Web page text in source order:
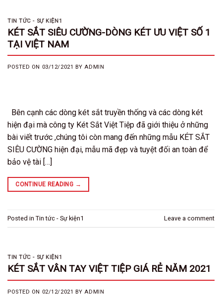
TIN TỨC - SỰ KIỆN1
KÉT SẮT SIÊU CƯỜNG-DÒNG KÉT ƯU VIỆT SỐ 1
TẠI VIỆT NAM
POSTED ON 03/12/2021 BYADMIN
Bên cạnh các dòng két sắt truyền thống và các dòng két
hiện đại mà công ty Két Sắt Việt Tiệp đã giới thiệu ở những
bài viết trước ,chúng tôi còn mang đến những mẫu KÉT SẮT
SIÊU CƯỜNG hiện đại, mẫu mã đẹp và tuyệt đối an toàn để
bảo vệ tài […]
CONTINUE READING →
Posted in Tin tức - Sự kiện1 Leave a comment
TIN TỨC - SỰ KIỆN1
KÉT SẮT VÂN TAY VIỆT TIỆP GIÁ RẺ NĂM 2021
POSTED ON 02/12/2021 BY ADMIN